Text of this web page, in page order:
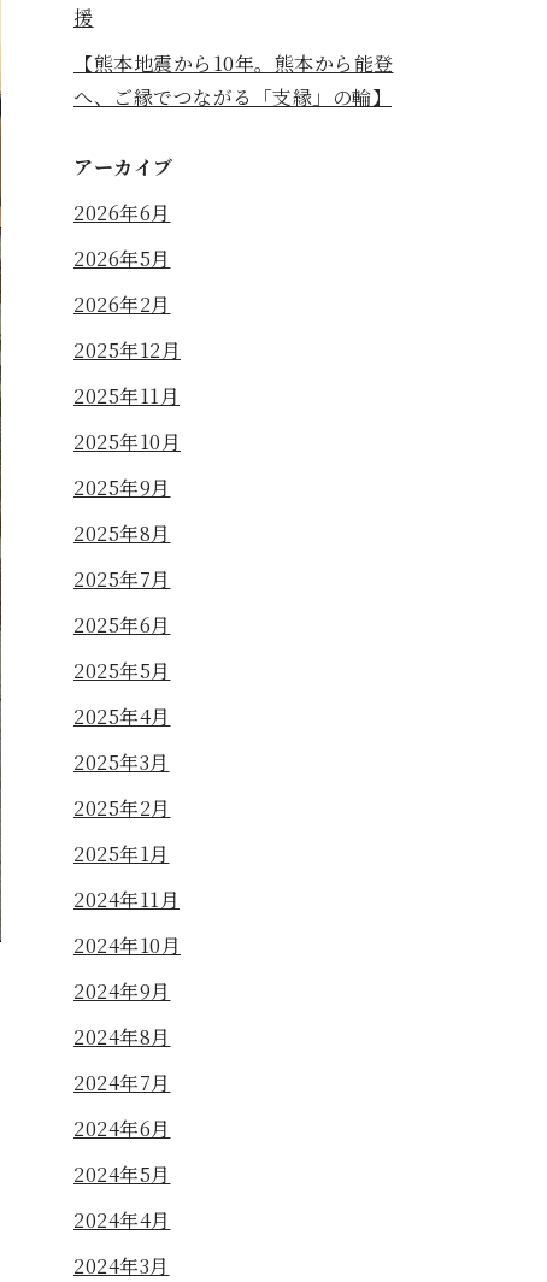
援
【熊本地震から10年。熊本から能登
へ、ご縁でつながる「支縁」の輪】
アーカイブ
2026年6月
2026年5月
2026年2月
2025年12月
2025年11月
2025年10月
2025年9月
2025年8月
2025年7月
2025年6月
2025年5月
2025年4月
2025年3月
2025年2月
2025年1月
2024年11月
2024年10月
2024年9月
2024年8月
2024年7月
2024年6月
2024年5月
2024年4月
2024年3月